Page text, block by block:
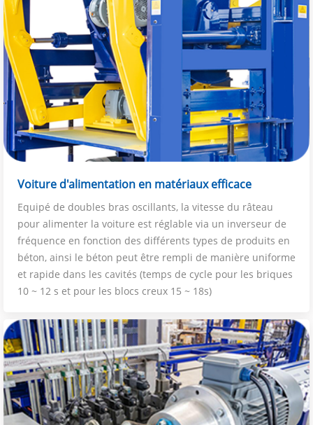
Voiture d'alimentation en matériaux efficace
Equipé de doubles bras oscillants, la vitesse du râteau
pour alimenter la voiture est réglable via un inverseur de
fréquence en fonction des différents types de produits en
béton, ainsi le béton peut être rempli de manière uniforme
et rapide dans les cavités (temps de cycle pour les briques
10 ~ 12 s et pour les blocs creux 15 ~ 18s)